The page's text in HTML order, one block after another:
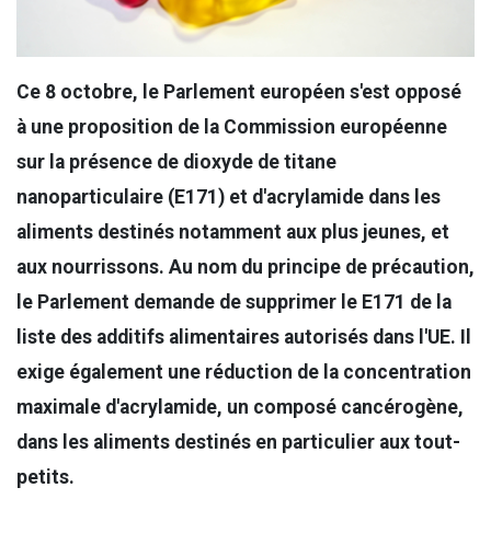
Ce 8 octobre, le Parlement européen s'est opposé
à une proposition de la Commission européenne
sur la présence de dioxyde de titane
nanoparticulaire (E171) et d'acrylamide dans les
aliments destinés notamment aux plus jeunes, et
aux nourrissons. Au nom du principe de précaution,
le Parlement demande de supprimer le E171 de la
liste des additifs alimentaires autorisés dans l'UE. Il
exige également une réduction de la concentration
maximale d'acrylamide, un composé cancérogène,
dans les aliments destinés en particulier aux tout-
petits.